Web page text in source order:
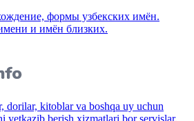
формы узбекских имён.
и имён близких.
kitoblar va boshqa uy uchun